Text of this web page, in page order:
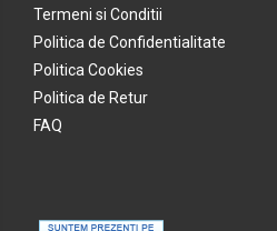
Termeni si Conditii
Politica de Confidentialitate
Politica Cookies
Politica de Retur
FAQ